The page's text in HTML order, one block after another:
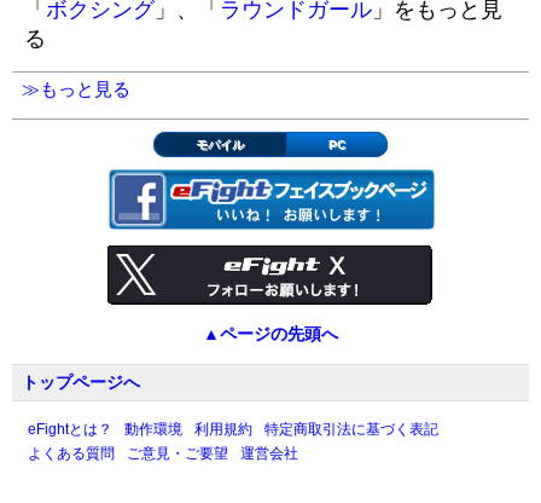
「 ボクシング」、「 ラウンドガール 」をもっと見
る
≫もっと見る
モバイル PC
▲ページの先頭へ
トップページへ
eFightとは？ 動作環境 利用規約
特定商取引法に基づく表記
よくある質問
ご意見・ご要望 運営会社